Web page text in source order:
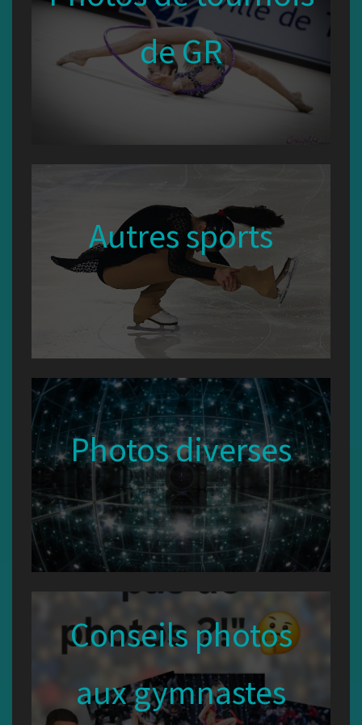
de GR
Autres sports
Photos diverses
Conseils photos
aux gymnastes